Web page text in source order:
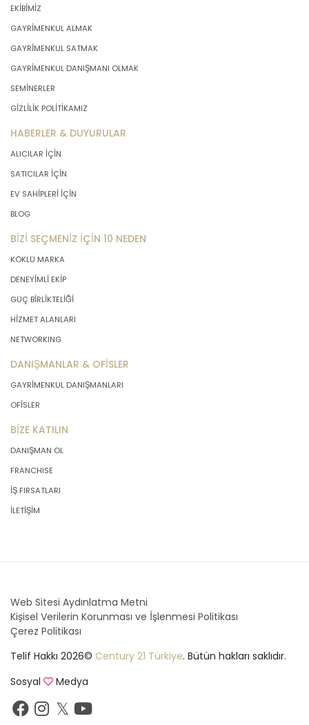
EKİBİMİZ
GAYRİMENKUL ALMAK
GAYRİMENKUL SATMAK
GAYRİMENKUL DANIŞMANI OLMAK
SEMİNERLER
GİZLİLİK POLİTİKAMIZ
HABERLER & DUYURULAR
ALICILAR İÇİN
SATICILAR İÇİN
EV SAHİPLERİ İÇİN
BLOG
BİZİ SEÇMENİZ İÇİN 10 NEDEN
KÖKLÜ MARKA
DENEYİMLİ EKİP
GÜÇ BİRLİKTELİĞİ
HİZMET ALANLARI
NETWORKING
DANIŞMANLAR & OFİSLER
GAYRİMENKUL DANIŞMANLARI
OFİSLER
BİZE KATILIN
DANIŞMAN OL
FRANCHISE
İŞ FIRSATLARI
İLETİŞİM
Web Sitesi Aydınlatma Metni
Kişisel Verilerin Korunması ve İşlenmesi Politikası
Çerez Politikası
Telif Hakkı 2026© Century 21 Türkiye. Bütün hakları saklıdır.
Sosyal
Medya